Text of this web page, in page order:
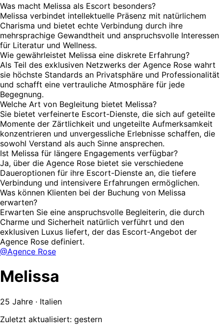
Was macht Melissa als Escort besonders?
Melissa verbindet intellektuelle Präsenz mit natürlichem
Charisma und bietet echte Verbindung durch ihre
mehrsprachige Gewandtheit und anspruchsvolle Interessen
für Literatur und Wellness.
Wie gewährleistet Melissa eine diskrete Erfahrung?
Als Teil des exklusiven Netzwerks der Agence Rose wahrt
sie höchste Standards an Privatsphäre und Professionalität
und schafft eine vertrauliche Atmosphäre für jede
Begegnung.
Welche Art von Begleitung bietet Melissa?
Sie bietet verfeinerte Escort-Dienste, die sich auf geteilte
Momente der Zärtlichkeit und ungeteilte Aufmerksamkeit
konzentrieren und unvergessliche Erlebnisse schaffen, die
sowohl Verstand als auch Sinne ansprechen.
Ist Melissa für längere Engagements verfügbar?
Ja, über die Agence Rose bietet sie verschiedene
Daueroptionen für ihre Escort-Dienste an, die tiefere
Verbindung und intensivere Erfahrungen ermöglichen.
Was können Klienten bei der Buchung von Melissa
erwarten?
Erwarten Sie eine anspruchsvolle Begleiterin, die durch
Charme und Sicherheit natürlich verführt und den
exklusiven Luxus liefert, der das Escort-Angebot der
Agence Rose definiert.
@Agence Rose
Melissa
25 Jahre · Italien
Zuletzt aktualisiert: gestern